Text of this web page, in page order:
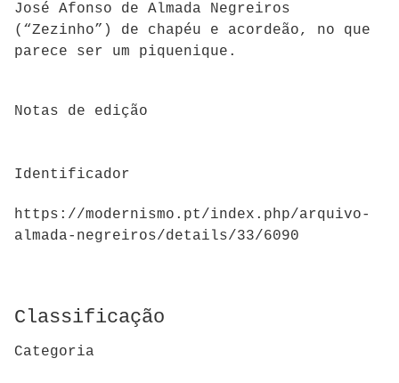
José Afonso de Almada Negreiros
(“Zezinho”) de chapéu e acordeão, no que
parece ser um piquenique.
Notas de edição
Identificador
https://modernismo.pt/index.php/arquivo-
almada-negreiros/details/33/6090
Classificação
Categoria